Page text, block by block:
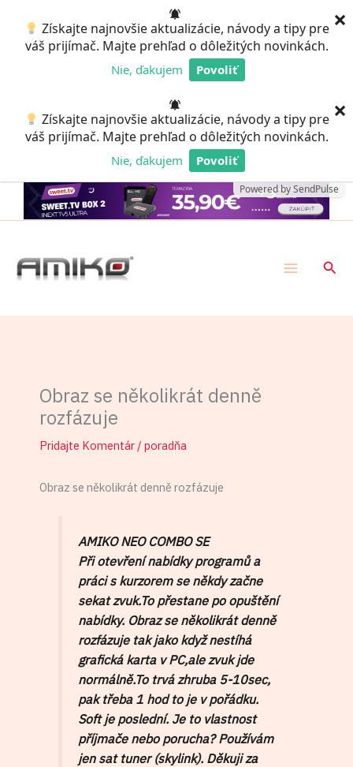
Získajte najnovšie aktualizácie, návody a tipy pre
váš prijímač. Majte prehľad o dôležitých novinkách.
Nie, ďakujem Povoliť
×
Získajte najnovšie aktualizácie, návody a tipy pre
váš prijímač. Majte prehľad o dôležitých novinkách.
Nie, ďakujem Povoliť
Powered by SendPulse
×
obsah
Obraz se několikrát denně
rozfázuje
Pridajte Komentár / poradňa
Obraz se několikrát denně rozfázuje
AMIKO NEO COMBO SE
Při otevření nabídky programů a
práci s kurzorem se někdy začne
sekat zvuk.To přestane po opuštění
nabídky. Obraz se několikrát denně
rozfázuje tak jako když nestíhá
grafická karta v PC,ale zvuk jde
normálně.To trvá zhruba 5-10sec,
pak třeba 1 hod to je v pořádku.
Soft je poslední. Je to vlastnost
příjmače nebo porucha? Používám
jen sat tuner (skylink). Děkuji za